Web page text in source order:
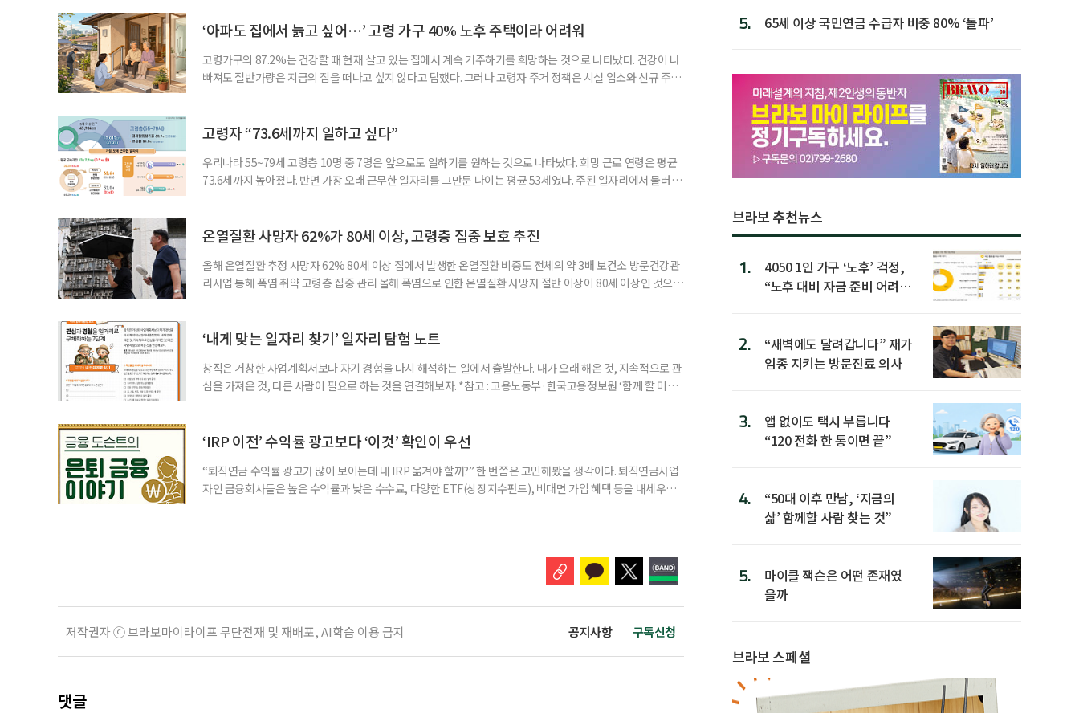
‘아파도 집에서 늙고 싶어…’ 고령 가구 40% 노후 주택이라 어려워
고령가구의 87.2%는 건강할 때 현재 살고 있는 집에서 계속 거주하기를 희망하는 것으로 나타났다. 건강이 나
빠져도 절반가량은 지금의 집을 떠나고 싶지 않다고 답했다. 그러나 고령자 주거 정책은 시설 입소와 신규 주택
여름호에 실린 ‘통합돌봄 시행에 따른 고령자 주거-돌봄 협업 체계 구축 방안’ 보고서는 고
고령자 “73.6세까지 일하고 싶다”
우리나라 55~79세 고령층 10명 중 7명은 앞으로도 일하기를 원하는 것으로 나타났다. 희망 근로 연령은 평균
73.6세까지 높아졌다. 반면 가장 오래 근무한 일자리를 그만둔 나이는 평균 53세였다. 주된 일자리에서 물러난
7000명으로, 1년 전보다 57만 명 증가했다. 15세 이상 인구에서 차지하는 비중은
온열질환 사망자 62%가 80세 이상, 고령층 집중 보호 추진
올해 온열질환 추정 사망자 62% 80세 이상 집에서 발생한 온열질환 비중도 전체의 약 3배 보건소 방문건강관
리사업 통해 폭염 취약 고령층 집중 관리 올해 폭염으로 인한 온열질환 사망자 절반 이상이 80세 이상인 것으로
고령층은 825명(33.8%), 80세 이상은 300명(12.3%)으로 집계됐다. 연령별 환자 수
‘내게 맞는 일자리 찾기’ 일자리 탐험 노트
창직은 거창한 사업계획서보다 자기 경험을 다시 해석하는 일에서 출발한다. 내가 오래 해온 것, 지속적으로 관
심을 가져온 것, 다른 사람이 필요로 하는 것을 연결해보자. *참고 : 고용노동부·한국고용정보원 ‘함께 할 미래
2._______________ 3._______________ ▷ 그중 내가 직접 해볼 만
‘IRP 이전’ 수익률 광고보다 ‘이것’ 확인이 우선
“퇴직연금 수익률 광고가 많이 보이는데 내 IRP 옮겨야 할까?” 한 번쯤은 고민해봤을 생각이다. 퇴직연금사업
자인 금융회사들은 높은 수익률과 낮은 수수료, 다양한 ETF(상장지수펀드), 비대면 가입 혜택 등을 내세우며
저작권자 ⓒ 브라보마이라이프 무단전재 및 재배포, AI학습 이용 금지 공지사항 구독신청
댓글
5. 65세 이상 국민연금 수급자 비중 80% ‘돌파’
브라보 추천뉴스
1.
4050 1인 가구 ‘노후’ 걱정,
“노후 대비 자금 준비 어려
2.
“새벽에도 달려갑니다” 재가
임종 지키는 방문진료 의사
3.
앱 없이도 택시 부릅니다
“120 전화 한 통이면 끝”
4.
“50대 이후 만남, ‘지금의
삶’ 함께할 사람 찾는 것”
5.
마이클 잭슨은 어떤 존재였
을까
브라보 스페셜